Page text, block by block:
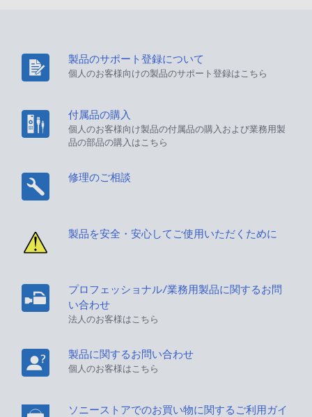
製品のサポート登録について
個人のお客様向けの製品のサポート登録はこちら
付属品の購入
個人のお客様向け製品の付属品の購入および業務用製
品の部品の購入はこちら
修理のご相談
製品を安全・安心してご使用いただくために
プロフェッショナル/業務用製品に関するお問
い合わせ
法人のお客様はこちら
製品に関するお問い合わせ
個人のお客様はこちら
ソニーストアでのお買い物に関するご利用ガイ